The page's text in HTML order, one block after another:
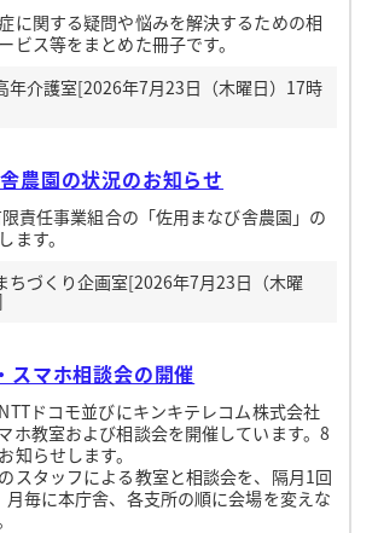
に関する疑問や悩みを解決するための相
ビス等をまとめた冊子です。
介護室[2026年7月23日（木曜日）17時
農園の状況のお知らせ
責任事業組合の「佐用まなび舎農園」の
ます。
づくり企画室[2026年7月23日（木曜
スマホ相談会の開催
ドコモ並びにキンキテレコム株式会社
ホ教室および相談会を開催しています。8
知らせします。
スタッフによる教室と相談会を、隔月1回
月毎に本庁舎、各支所の順に会場を変えな